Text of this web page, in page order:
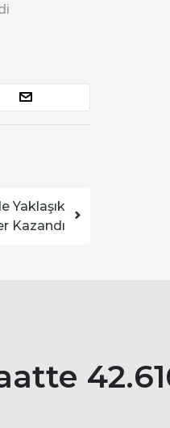
Yaklaşık
Kazandı